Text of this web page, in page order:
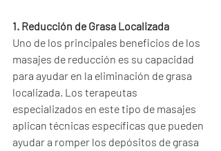
1. Reducción de Grasa Localizada
Uno de los principales beneficios de los
masajes de reducción es su capacidad
para ayudar en la eliminación de grasa
localizada. Los terapeutas
especializados en este tipo de masajes
aplican técnicas específicas que pueden
ayudar a romper los depósitos de grasa